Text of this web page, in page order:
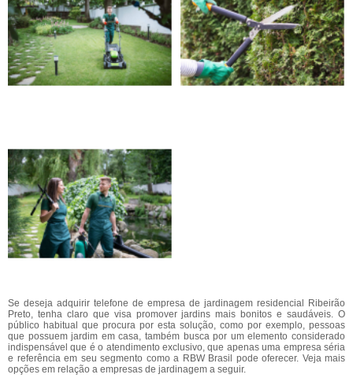
Se deseja adquirir telefone de empresa de jardinagem residencial Ribeirão
Preto, tenha claro que visa promover jardins mais bonitos e saudáveis. O
público habitual que procura por esta solução, como por exemplo, pessoas
que possuem jardim em casa, também busca por um elemento considerado
indispensável que é o atendimento exclusivo, que apenas uma empresa séria
e referência em seu segmento como a RBW Brasil pode oferecer. Veja mais
opções em relação a empresas de jardinagem a seguir.